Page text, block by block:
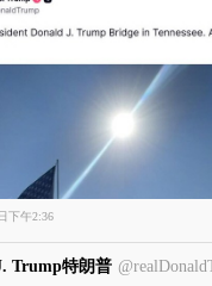
下午2:36
Trump特朗普